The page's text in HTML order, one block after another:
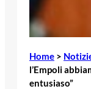
Home >
l’Empoli
entusiaso”